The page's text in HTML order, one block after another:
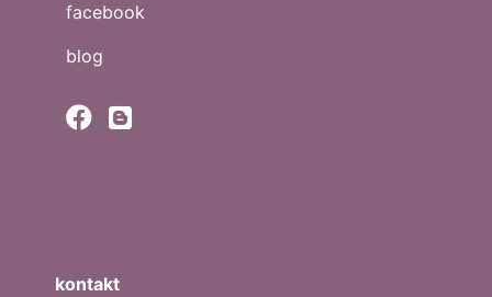
facebook
blog
kontakt